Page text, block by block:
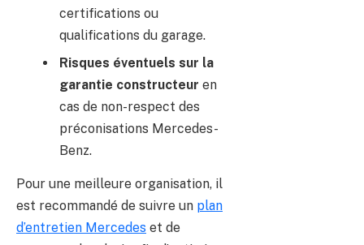
certifications ou
qualifications du garage.
Risques éventuels sur la
garantie constructeur en
cas de non-respect des
préconisations Mercedes-
Benz.
Pour une meilleure organisation, il
est recommandé de suivre un plan
d’entretien Mercedes et de